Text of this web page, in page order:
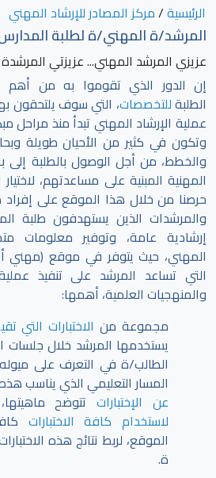
الرئيسية/مركز المصادر للإرشاد المهني
المرشد/ة المهني/ة لطلبة
عزيزي المرشد المهني... عزيزتي
إن الدور الذي تقوموا به من أهم
الطلبةللتخصصات، التي سوف يلتحقون
عملية الإرشاد المهني تبدأ منذ مراحل
وتكون في كثير من الأحيان طويلة
والخطط، من أجل الوصول بالطلبة إلى
المهنية المبنية على مساعدتهم،
حرصنا من خلال هذا الموقع على
والمرشدات الذين يستهدفون طلبة
إرشادية عامة، وتوفير معلومات
المهني، حيث يتوفر في موقع (مهني
التي تساعد المرشد على تنفيذ
والمنهجيات العلمية، أهمها:
مجموعة من الاختبارات التي
يستخدمها المرشد خلال جلسات
الطالب/ة في التعرف على ميوله/ا
المسار التعليمي الذي يناسب
عن الإختباراتتتوضح
لاستخدام كافة الاختبارات
الموقع، لربط نتائج هذه
ة.